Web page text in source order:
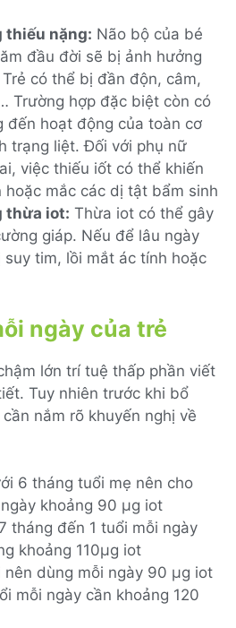
thiếu nặng: Não bộ của bé
đầu đời sẽ bị ảnh hưởng
có thể bị đần độn, câm,
Trường hợp đặc biệt còn có
đến hoạt động của toàn cơ
trạng liệt. Đối với phụ nữ
việc thiếu iốt có thể khiến
hoặc mắc các dị tật bẩm sinh
thừa iot: Thừa iot có thể gây
giáp. Nếu để lâu ngày
suy tim, lồi mắt ác tính hoặc
ngày của trẻ
lớn trí tuệ thấp phần viết
Tuy nhiên trước khi bổ
nắm rõ khuyến nghị về
6 tháng tuổi mẹ nên cho
khoảng 90 μg iot
tháng đến 1 tuổi mỗi ngày
khoảng 110μg iot
nên dùng mỗi ngày 90 μg iot
mỗi ngày cần khoảng 120